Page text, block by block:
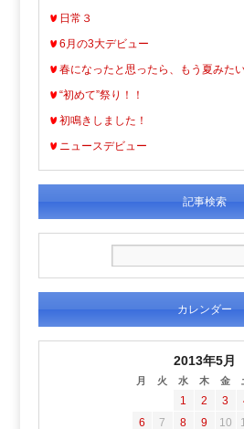
日常３
6月の3大デビュー
春になったと思ったら、もう夏みたい
“初めて”祭り！！
初鳴きしました！
ニュースデビュー
記事検索
カレンダー
2013年5月
月 火 水 木 金
1 2 3
6
7 8 9 10